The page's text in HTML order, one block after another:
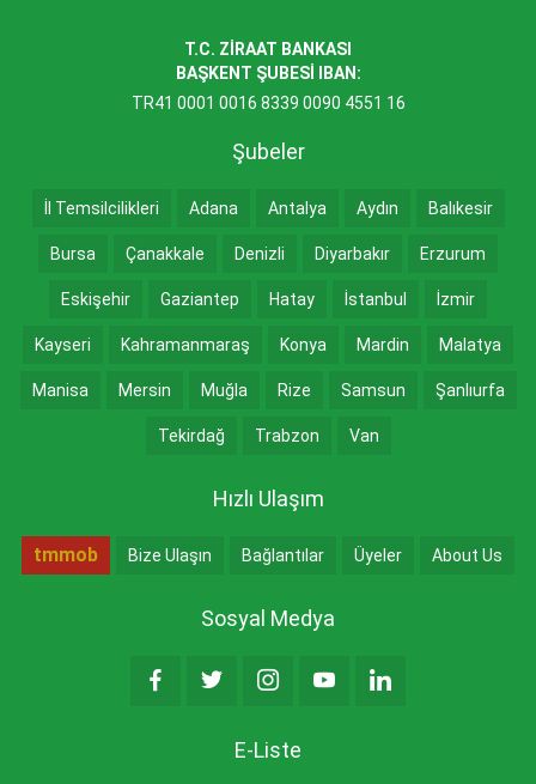
T.C. ZİRAAT BANKASI
BAŞKENT ŞUBESİ IBAN:
TR41 0001 0016 8339 0090 4551 16
Şubeler
İl Temsilcilikleri Adana Antalya Aydın Balıkesir
Bursa Çanakkale Denizli Diyarbakır Erzurum
Eskişehir Gaziantep Hatay İstanbul İzmir
Kayseri Kahramanmaraş Konya Mardin Malatya
Manisa Mersin Muğla Rize Samsun Şanlıurfa
Tekirdağ Trabzon Van
Hızlı Ulaşım
tmmob Bize Ulaşın Bağlantılar Üyeler About Us
Sosyal Medya
E-Liste